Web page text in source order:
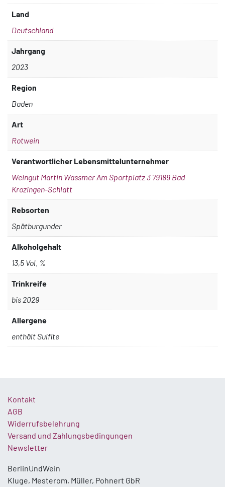
Land
Deutschland
Jahrgang
2023
Region
Baden
Art
Rotwein
Verantwortlicher Lebensmittelunternehmer
Weingut Martin Wassmer Am Sportplatz 3 79189 Bad
Krozingen-Schlatt
Rebsorten
Spätburgunder
Alkoholgehalt
13,5 Vol. %
Trinkreife
bis 2029
Allergene
enthält Sulfite
Kontakt
AGB
Widerrufsbelehrung
Versand und Zahlungsbedingungen
Newsletter
BerlinUndWein
Kluge, Mesterom, Müller, Pohnert GbR